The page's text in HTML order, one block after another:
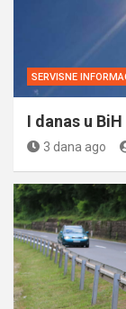
SERVISNE
I danas u
3 dana ago